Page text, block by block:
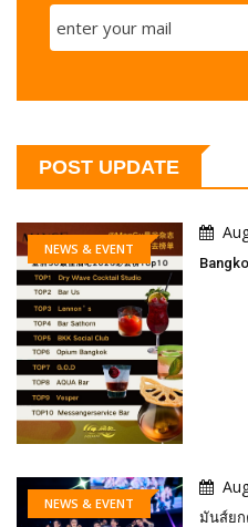
POST UPDATE
NEWS & EVENT
NEWS & EVENT
มันส์ยก